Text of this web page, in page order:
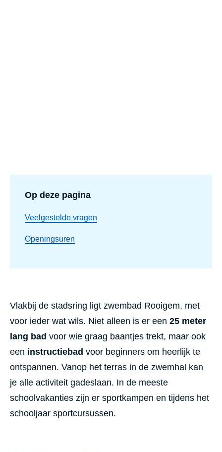
Op deze pagina
Veelgestelde vragen
Openingsuren
Vlakbij de stadsring ligt zwembad Rooigem, met
voor ieder wat wils. Niet alleen is er een 25 meter
lang bad voor wie graag baantjes trekt, maar ook
een instructiebad voor beginners om heerlijk te
ontspannen. Vanop het terras in de zwemhal kan
je alle activiteit gadeslaan. In de meeste
schoolvakanties zijn er sportkampen en tijdens het
schooljaar sportcursussen.